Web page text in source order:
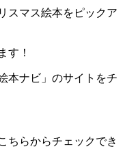
スマス絵本をピックア
す！
本ナビ」のサイトをチ
ちらからチェックでき